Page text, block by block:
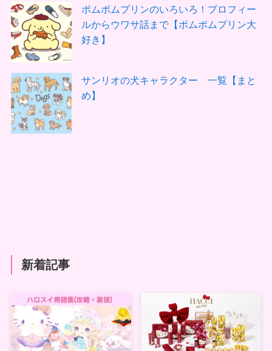
ポムポムプリンのいろいろ！プロフィー
ルからウワサ話まで【ポムポムプリン大
好き】
サンリオの犬キャラクター 一覧【まと
め】
新着記事